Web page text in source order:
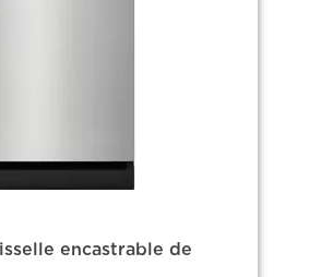
encastrable de